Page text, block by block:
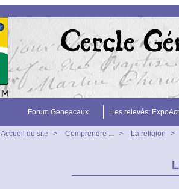
Forum Geneacaux Les relevés:
Accueil du site > Comprendre ... > La religion >